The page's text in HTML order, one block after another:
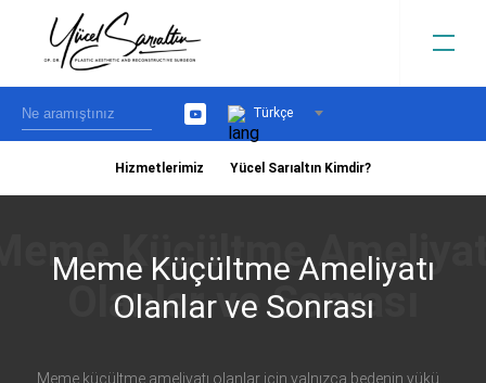
YouTubeTürkçe
Hizmetlerimiz Yücel Sarıaltın Kimdir?
Meme Küçültme Ameliyatı
Olanlar ve Sonrası
Meme küçültme ameliyatı olanlar için yalnızca bedenin yükü...